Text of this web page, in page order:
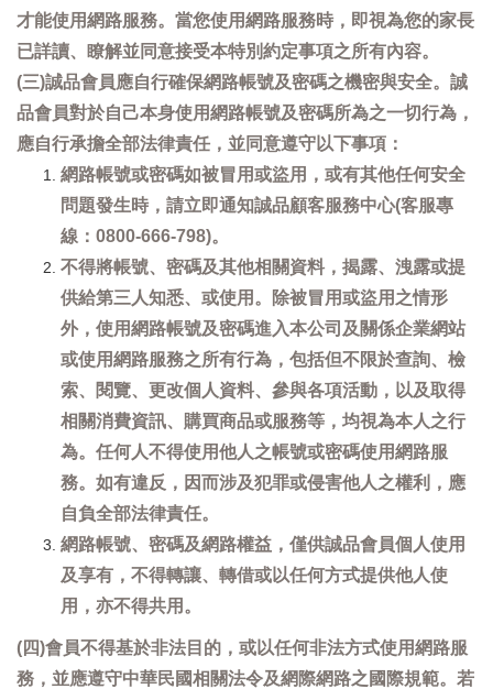
才能使用網路服務。當您使用網路服務時，即視為您的家長
已詳讀、瞭解並同意接受本特別約定事項之所有內容。
(三)誠品會員應自行確保網路帳號及密碼之機密與安全。誠
品會員對於自己本身使用網路帳號及密碼所為之一切行為，
應自行承擔全部法律責任，並同意遵守以下事項：
網路帳號或密碼如被冒用或盜用，或有其他任何安全
問題發生時，請立即通知誠品顧客服務中心(客服專
線：0800-666-798)。
不得將帳號、密碼及其他相關資料，揭露、洩露或提
供給第三人知悉、或使用。除被冒用或盜用之情形
外，使用網路帳號及密碼進入本公司及關係企業網站
或使用網路服務之所有行為，包括但不限於查詢、檢
索、閱覽、更改個人資料、參與各項活動，以及取得
相關消費資訊、購買商品或服務等，均視為本人之行
為。任何人不得使用他人之帳號或密碼使用網路服
務。如有違反，因而涉及犯罪或侵害他人之權利，應
自負全部法律責任。
網路帳號、密碼及網路權益，僅供誠品會員個人使用
及享有，不得轉讓、轉借或以任何方式提供他人使
用，亦不得共用。
(四)會員不得基於非法目的，或以任何非法方式使用網路服
務，並應遵守中華民國相關法令及網際網路之國際規範。若